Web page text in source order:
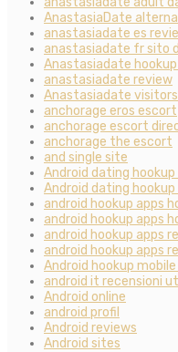
AnastasiaDate
anastasiadate es
anastasiadate fr sito
Anastasiadate
anastasiadate review
Anastasiadate visitors
anchorage eros escort
anchorage escort
anchorage the escort
and single site
Android dating hookup
Android dating
android hookup apps
android hookup apps
android hookup apps
android hookup apps
Android hookup
android it recensioni
Android online
android profil
Android reviews
Android sites